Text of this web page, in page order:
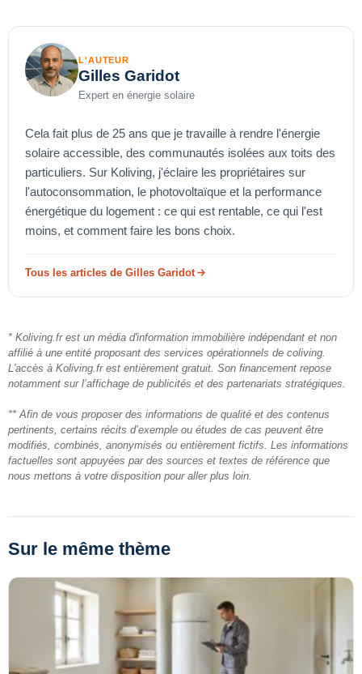
L'AUTEUR
Gilles Garidot
Expert en énergie solaire
Cela fait plus de 25 ans que je travaille à rendre l'énergie
solaire accessible, des communautés isolées aux toits des
particuliers. Sur Koliving, j'éclaire les propriétaires sur
l'autoconsommation, le photovoltaïque et la performance
énergétique du logement : ce qui est rentable, ce qui l'est
moins, et comment faire les bons choix.
Tous les articles de Gilles Garidot
* Koliving.fr est un média d'information immobilière indépendant et non
affilié à une entité proposant des services opérationnels de coliving.
L'accès à Koliving.fr est entièrement gratuit. Son financement repose
notamment sur l’affichage de publicités et des partenariats stratégiques.
** Afin de vous proposer des informations de qualité et des contenus
pertinents, certains récits d’exemple ou études de cas peuvent être
modifiés, combinés, anonymisés ou entièrement fictifs. Les informations
factuelles sont appuyées par des sources et textes de référence que
nous mettons à votre disposition pour aller plus loin.
Sur le même thème